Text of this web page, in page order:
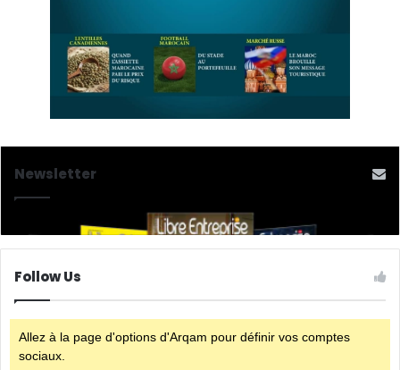
Newsletter
Follow Us
Allez à la page d'options d'Arqam pour définir vos comptes
sociaux.